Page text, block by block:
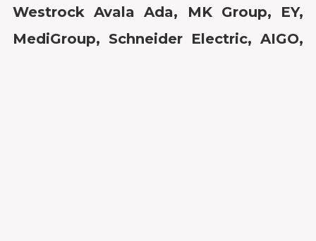
Westrock Avala Ada, MK Group, EY,
MediGroup, Schneider Electric, AIGO,